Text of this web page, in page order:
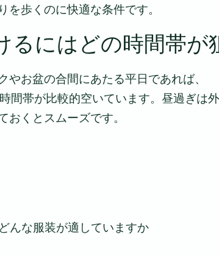
を歩くのに快適な条件です。
るにはどの時間帯が
やお盆の合間にあたる平日であれば、
間帯が比較的空いています。昼過ぎは
おくとスムーズです。
んな服装が適していますか